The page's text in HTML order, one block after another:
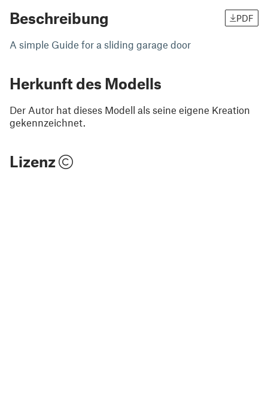
Beschreibung PDF
A simple Guide for a sliding garage door
Herkunft des Modells
Der Autor hat dieses Modell als seine eigene Kreation
gekennzeichnet.
Lizenz